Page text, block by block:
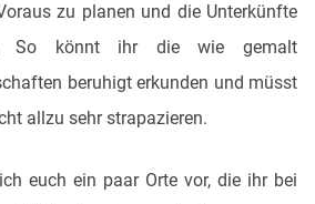
zu planen und die Unterkünfte
So könnt ihr die wie gemalt
beruhigt erkunden und müsst
allzu sehr strapazieren.
euch ein paar Orte vor, die ihr bei